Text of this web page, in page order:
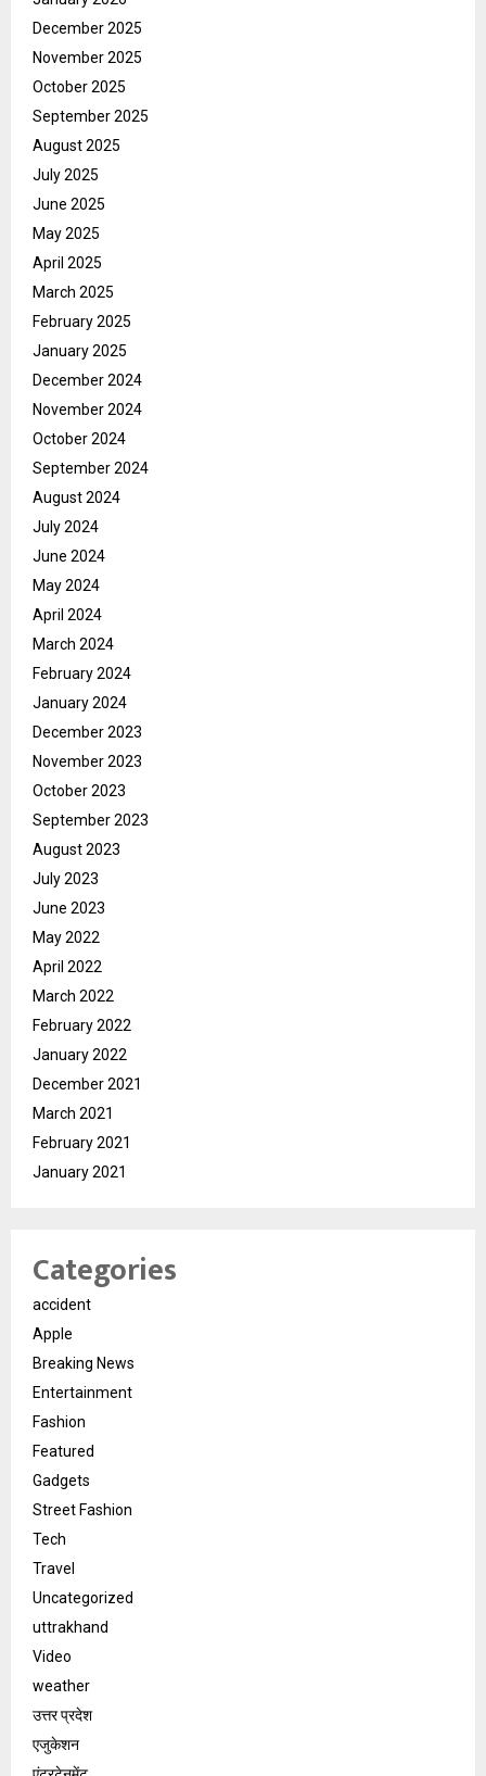
December 2025
November 2025
October 2025
September 2025
August 2025
July 2025
June 2025
May 2025
April 2025
March 2025
February 2025
January 2025
December 2024
November 2024
October 2024
September 2024
August 2024
July 2024
June 2024
May 2024
April 2024
March 2024
February 2024
January 2024
December 2023
November 2023
October 2023
September 2023
August 2023
July 2023
June 2023
May 2022
April 2022
March 2022
February 2022
January 2022
December 2021
March 2021
February 2021
January 2021
Categories
accident
Apple
Breaking News
Entertainment
Fashion
Featured
Gadgets
Street Fashion
Tech
Travel
Uncategorized
uttrakhand
Video
weather
उत्तर प्रदेश
एजुकेशन